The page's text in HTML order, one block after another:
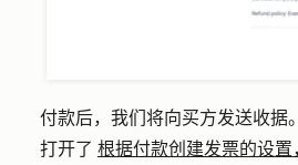
付款后，我们将向买方发送收据
打开了 根据付款创建发票的设置